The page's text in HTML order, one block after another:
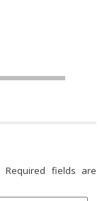
Required fields are